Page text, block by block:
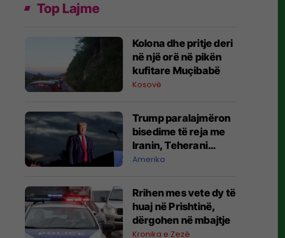
Top Lajme
Kolona dhe pritje deri
në një orë në pikën
kufitare Muçibabë
Kosovë
Trump paralajmëron
bisedime të reja me
Iranin, Teherani
mohon se ka
Amerika
Rrihen mes vete dy të
huaj në Prishtinë,
dërgohen në mbajtje
Kronika e Zezë